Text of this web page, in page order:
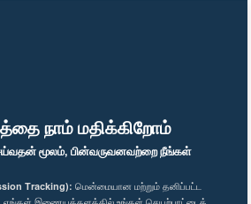
நாம் மதிக்கிறோம்
மூலம், பின்வருவனவற்றை நீங்கள்
Tracking): மென்மையான மற்றும் தனிப்பட்ட